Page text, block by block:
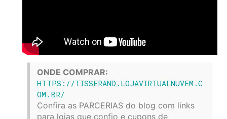
ONDE COMPRAR:
HTTPS://TISSERAND.LOJAVIRTUALNUVEM.C
OM.BR/
Confira as PARCERIAS do blog com links
para lojas que confio e cupons de